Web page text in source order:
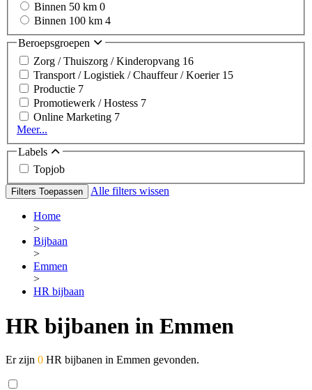
Binnen 50 km 0
Binnen 100 km 4
Beroepsgroepen
Zorg / Thuiszorg / Kinderopvang 16
Transport / Logistiek / Chauffeur / Koerier 15
Productie 7
Promotiewerk / Hostess 7
Online Marketing 7
Meer...
Labels
Topjob
Filters Toepassen Alle filters wissen
Home
>
Bijbaan
>
Emmen
>
HR bijbaan
HR bijbanen in Emmen
Er zijn 0 HR bijbanen in Emmen gevonden.